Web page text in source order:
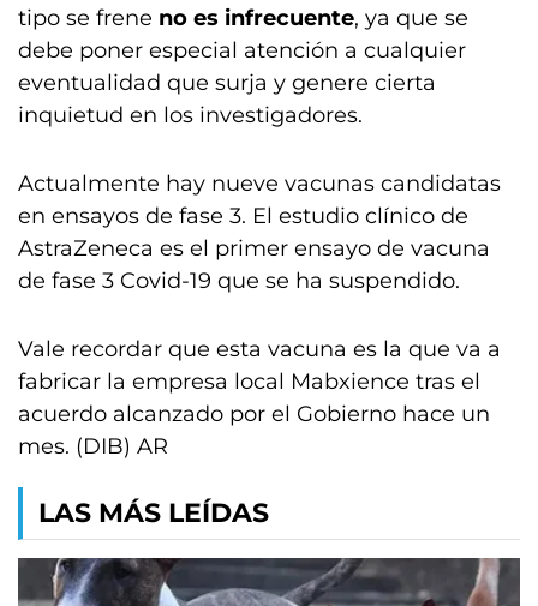
tipo se frene no es infrecuente, ya que se
debe poner especial atención a cualquier
eventualidad que surja y genere cierta
inquietud en los investigadores.
Actualmente hay nueve vacunas candidatas
en ensayos de fase 3. El estudio clínico de
AstraZeneca es el primer ensayo de vacuna
de fase 3 Covid-19 que se ha suspendido.
Vale recordar que esta vacuna es la que va a
fabricar la empresa local Mabxience tras el
acuerdo alcanzado por el Gobierno hace un
mes. (DIB) AR
LAS MÁS LEÍDAS